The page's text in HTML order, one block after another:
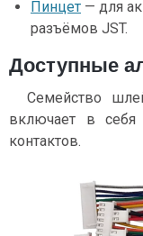
Пинцет — для
разъёмов JST.
Доступные
Семейство
включает в
контактов.